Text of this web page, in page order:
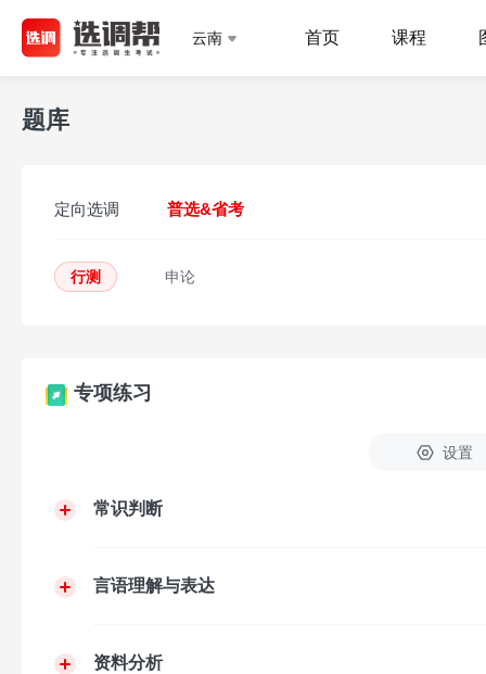
云南 首页 课程
题库
定向选调 普选&省考
行测 申论
专项练习
设置
常识判断
言语理解与表达
资料分析